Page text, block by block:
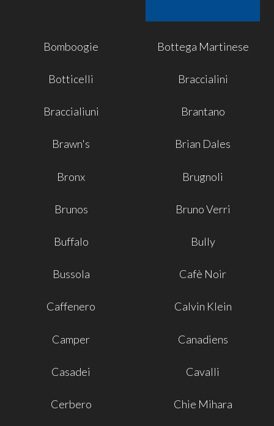
Bomboogie Bottega Martinese
Botticelli Braccialini
Braccialiuni Brantano
Brawn's Brian Dales
Bronx Brugnoli
Brunos Bruno Verri
Buffalo Bully
Bussola Cafè Noir
Caffenero Calvin Klein
Camper Canadiens
Casadei Cavalli
Cerbero Chie Mihara